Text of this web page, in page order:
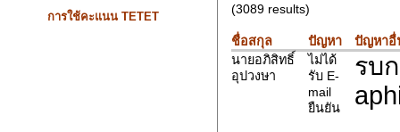
การใช้คะแนน TETET
(3089 results)
ชื่อสกุล ปัญหา
ปัญหาอื่
นายอภิสิทธิ์
อุปวงษา
ไม่ได้
รับ E-
mail
ยืนยัน
รบ